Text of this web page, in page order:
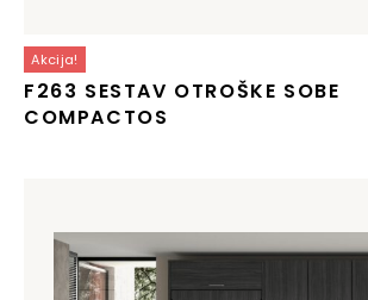
Akcija!
F263 SESTAV OTROŠKE SOBE
COMPACTOS